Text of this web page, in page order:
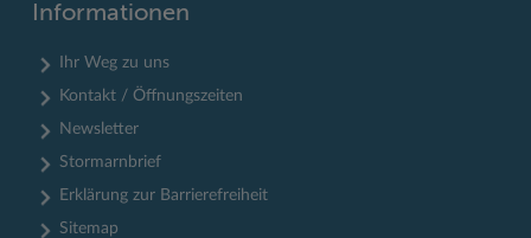
Informationen
Ihr Weg zu uns
Kontakt / Öffnungszeiten
Newsletter
Stormarnbrief
Erklärung zur Barrierefreiheit
Sitemap